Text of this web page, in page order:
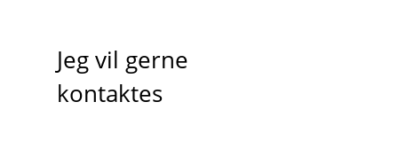
Jeg vil gerne
kontaktes